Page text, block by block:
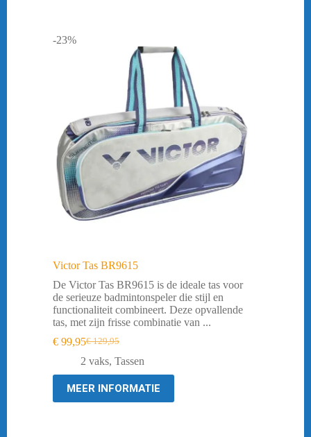
-23%
Victor Tas BR9615
De Victor Tas BR9615 is de ideale tas voor
de serieuze badmintonspeler die stijl en
functionaliteit combineert. Deze opvallende
tas, met zijn frisse combinatie van ...
€129,95
Oorspronkelijke
prijs
€ 129,95.
€ 99,95Huidige
prijs
€ 99,95.
2 vaks, Tassen
MEER INFORMATIE